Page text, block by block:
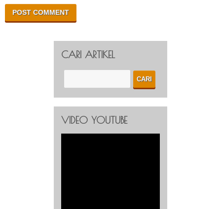
CARI ARTIKEL
VIDEO YOUTUBE